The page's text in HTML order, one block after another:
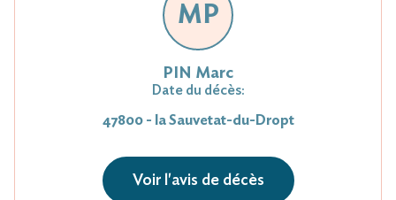
MP
PIN Marc
Date du décès:
47800 - la Sauvetat-du-Dropt
Voir l'avis de décès